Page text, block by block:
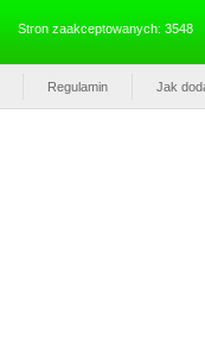
Stron zaakceptowanych: 3548
Regulamin Jak